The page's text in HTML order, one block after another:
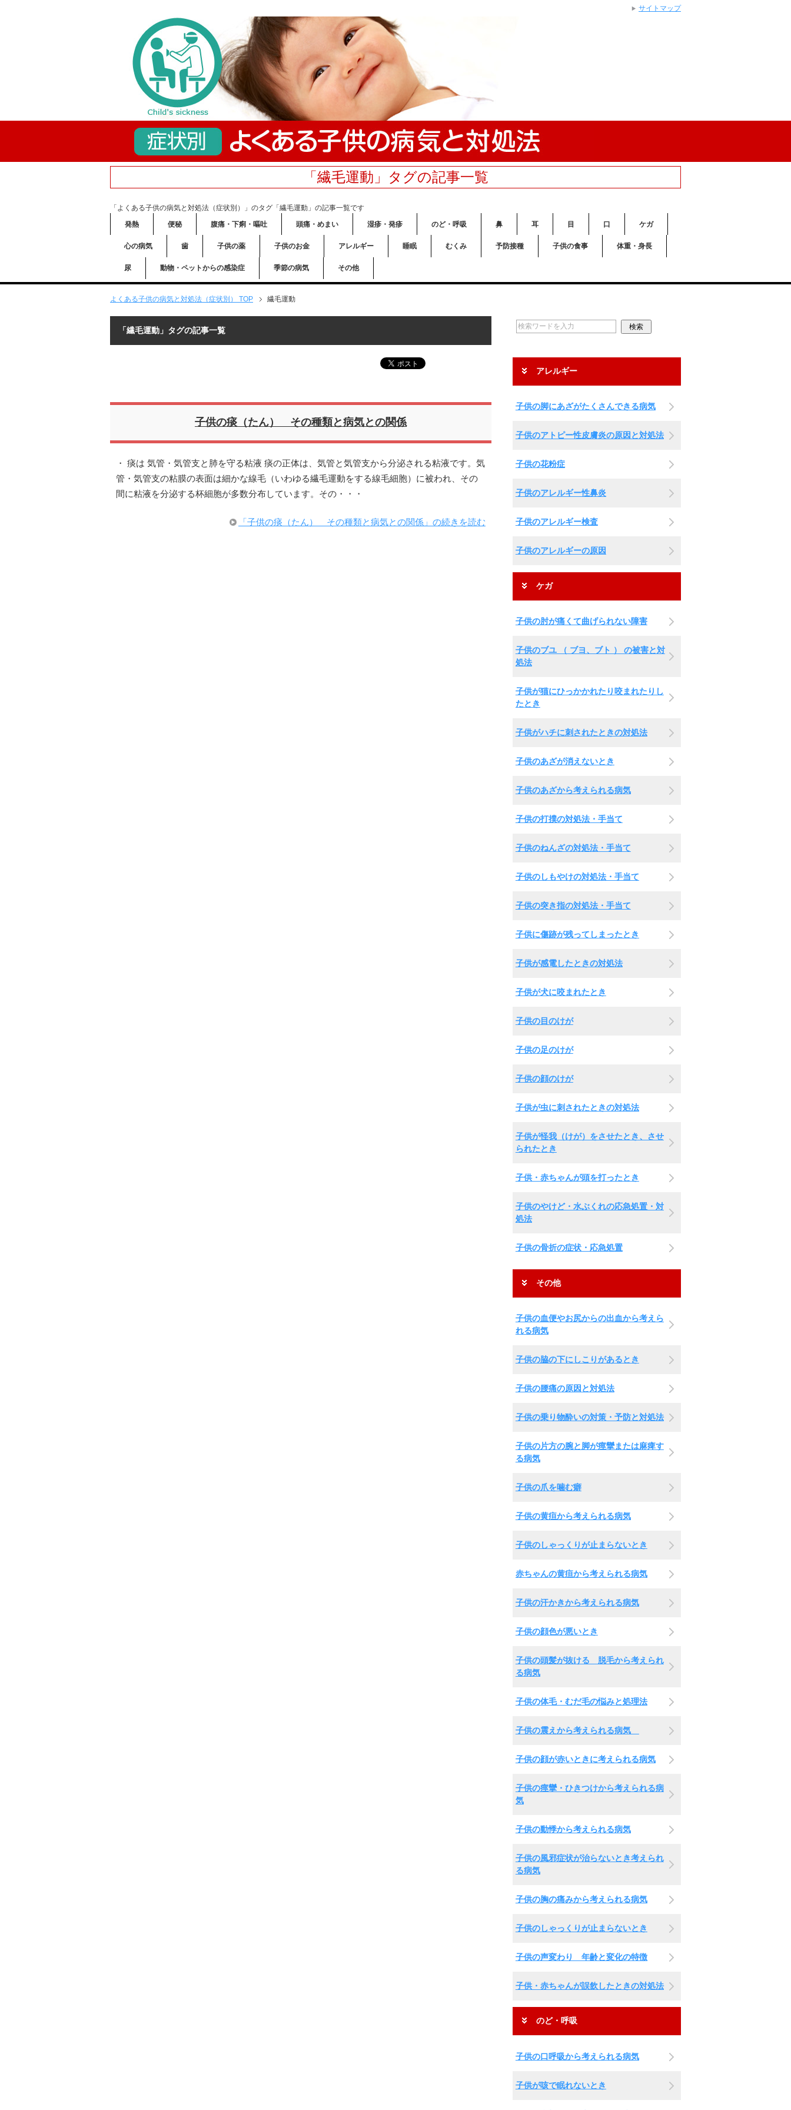
「繊毛運動」タグの記事一覧
「よくある子供の病気と対処法（症状別）」のタグ「繊毛運動」の記事一覧です
発熱
便秘 腹痛・下痢・嘔吐 頭痛・めまい 湿疹・発疹 のど・呼吸 鼻 耳 目 口 ケガ
心の病気 歯 子供の薬 子供のお金 アレルギー 睡眠 むくみ 予防接種 子供の食事 体重・身長
尿 動物・ペットからの感染症 季節の病気 その他
よくある子供の病気と対処法（症状別） TOP 繊毛運動
「繊毛運動」タグの記事一覧
子供の痰（たん） その種類と病気との関係
・ 痰は 気管・気管支と肺を守る粘液 痰の正体は、気管と気管支から分泌される粘液です。気
管・気管支の粘膜の表面は細かな線毛（いわゆる繊毛運動をする線毛細胞）に被われ、その
間に粘液を分泌する杯細胞が多数分布しています。その・・・
「子供の痰（たん） その種類と病気との関係」の続きを読む
アレルギー
子供の脚にあざがたくさんできる病気
子供のアトピー性皮膚炎の原因と対処法
子供の花粉症
子供のアレルギー性鼻炎
子供のアレルギー検査
子供のアレルギーの原因
ケガ
子供の肘が痛くて曲げられない障害
子供のブユ （ ブヨ、ブト ） の被害と対
処法
子供が猫にひっかかれたり咬まれたりし
たとき
子供がハチに刺されたときの対処法
子供のあざが消えないとき
子供のあざから考えられる病気
子供の打撲の対処法・手当て
子供のねんざの対処法・手当て
子供のしもやけの対処法・手当て
子供の突き指の対処法・手当て
子供に傷跡が残ってしまったとき
子供が感電したときの対処法
子供が犬に咬まれたとき
子供の目のけが
子供の足のけが
子供の顔のけが
子供が虫に刺されたときの対処法
子供が怪我（けが）をさせたとき、させ
られたとき
子供・赤ちゃんが頭を打ったとき
子供のやけど・水ぶくれの応急処置・対
処法
子供の骨折の症状・応急処置
その他
子供の血便やお尻からの出血から考えら
れる病気
子供の脇の下にしこりがあるとき
子供の腰痛の原因と対処法
子供の乗り物酔いの対策・予防と対処法
子供の片方の腕と脚が痙攣または麻痺す
る病気
子供の爪を噛む癖
子供の黄疸から考えられる病気
子供のしゃっくりが止まらないとき
赤ちゃんの黄疸から考えられる病気
子供の汗かきから考えられる病気
子供の顔色が悪いとき
子供の頭髪が抜ける 脱毛から考えられ
る病気
子供の体毛・むだ毛の悩みと処理法
子供の震えから考えられる病気
子供の顔が赤いときに考えられる病気
子供の痙攣・ひきつけから考えられる病
気
子供の動悸から考えられる病気
子供の風邪症状が治らないとき考えられ
る病気
子供の胸の痛みから考えられる病気
子供のしゃっくりが止まらないとき
子供の声変わり 年齢と変化の特徴
子供・赤ちゃんが誤飲したときの対処法
のど・呼吸
子供の口呼吸から考えられる病気
子供が咳で眠れないとき
サイトマップ